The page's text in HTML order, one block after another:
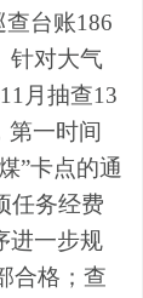
查台账186
针对大气
月抽查13
第一时间
”卡点的通
任务经费
进一步规
合格 ； 查